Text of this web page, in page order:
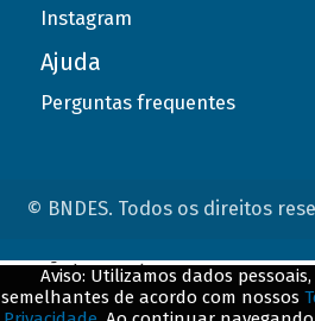
Instagram
Ajuda
Perguntas frequentes
© BNDES. Todos os direitos
Aviso: Utilizamos dados
semelhantes de acordo com nossos
ConteÃºdo complementar
${title}${badge}